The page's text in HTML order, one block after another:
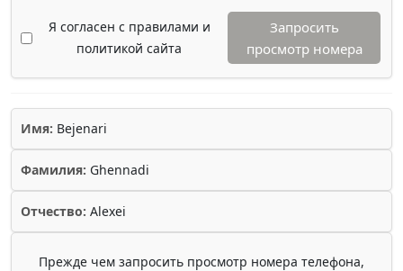
Я согласен с правилами и
политикой сайта
Запросить
просмотр номера
Имя: Bejenari
Фамилия: Ghennadi
Отчество: Alexei
Прежде чем запросить просмотр номера телефона,